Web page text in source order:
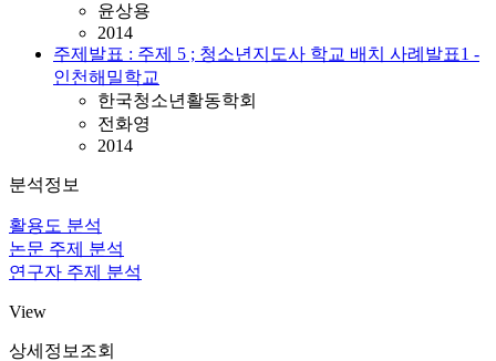
윤상용
2014
주제발표 : 주제 5 ; 청소년지도사 학교 배치 사례발표1 -
인천해밀학교
한국청소년활동학회
전화영
2014
분석정보
활용도 분석
논문 주제 분석
연구자 주제 분석
View
상세정보조회